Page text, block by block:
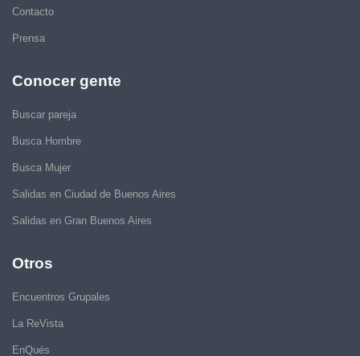
Contacto
Prensa
Conocer gente
Buscar pareja
Busca Hombre
Busca Mujer
Salidas en Ciudad de Buenos Aires
Salidas en Gran Buenos Aires
Otros
Encuentros Grupales
La ReVista
EnQués